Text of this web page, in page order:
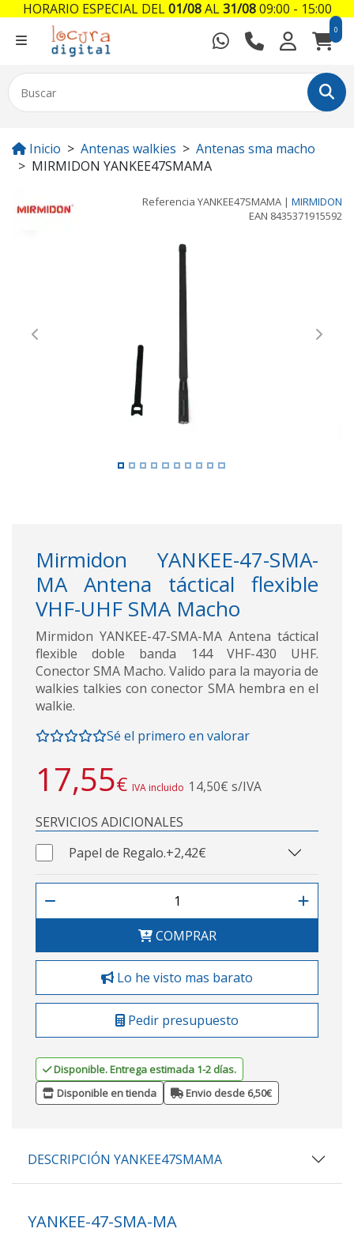
0
Inicio Antenas walkies
Antenas sma macho
MIRMIDON YANKEE47SMAMA
Referencia YANKEE47SMAMA | MIRMIDON
EAN 8435371915592
Previous Next
Mirmidon YANKEE-47-SMA-
MA Antena táctical flexible
VHF-UHF SMA Macho
Mirmidon YANKEE-47-SMA-MA Antena táctical
flexible doble banda 144 VHF-430 UHF.
Conector SMA Macho. Valido para la mayoria de
walkies talkies con conector SMA hembra en el
walkie.
Sé el primero en valorar
17,55€ IVA incluido 14,50€ s/IVA
SERVICIOS ADICIONALES
Papel de Regalo.+2,42€
COMPRAR
Lo he visto mas barato
Pedir presupuesto
Disponible. Entrega estimada 1-2 días.
Disponible en tienda
Envio desde 6,50€
DESCRIPCIÓN YANKEE47SMAMA
YANKEE-47-SMA-MA
HORARIO ESPECIAL DEL01/08AL31/0809:00 - 15:00